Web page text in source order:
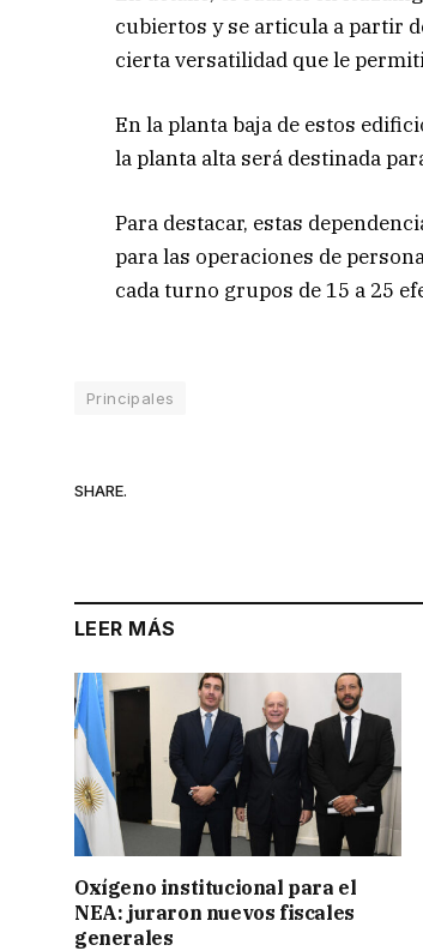
cubiertos y se articula a partir
cierta versatilidad que le
En la planta baja de estos
la planta alta será destinada
Para destacar, estas
para las operaciones de
cada turno grupos de 15 a 25
Principales
SHARE.
LEER MÁS
Oxígeno institucional para el
NEA: juraron nuevos fiscales
generales